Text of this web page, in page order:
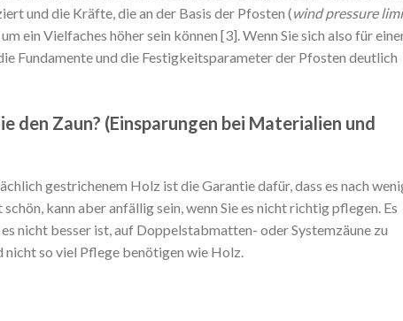
und die Kräfte, die an der Basis der Pfosten (wind pressure
ein Vielfaches höher sein können [3]. Wenn Sie sich also für
Fundamente und die Festigkeitsparameter der Pfosten deutlich
den Zaun? (Einsparungen bei Materialien und
gestrichenem Holz ist die Garantie dafür, dass es nach
kann aber anfällig sein, wenn Sie es nicht richtig pflegen. Es
nicht besser ist, auf Doppelstabmatten- oder Systemzäune zu
so viel Pflege benötigen wie Holz.